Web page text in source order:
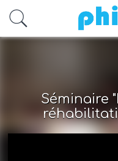
Accéder
Séminaire